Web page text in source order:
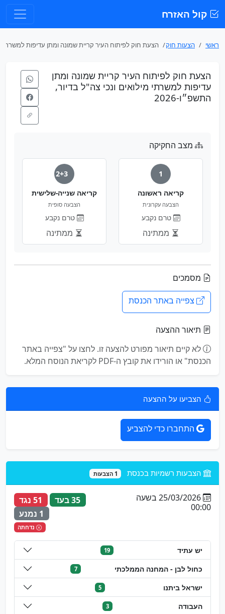
קול האזרח
ראשי הצעות חוק הצעת חוק לפיתוח העיר קריית שמונה ומתן עדיפות למשרת...
הצעת חוק לפיתוח העיר קריית שמונה ומתן
עדיפות למשרתי מילואים ונכי צה"ל בדיור,
התשפ״ו-2026
מצב החקיקה
1
קריאה ראשונה
הצבעה עקרונית
טרם נקבע
ממתינה
2+3
קריאה שנייה-שלישית
הצבעה סופית
טרם נקבע
ממתינה
מסמכים
צפייה באתר הכנסת
תיאור ההצעה
לא קיים תיאור מפורט להצעה זו. לחצו על "צפייה באתר
הכנסת" או הורידו את קובץ ה-PDF לקריאת הנוסח המלא.
הצביעו על ההצעה
התחברו כדי להצביע
הצבעות רשמיות בכנסת 1 הצבעות
25/03/2026 בשעה
00:00
35 בעד
51 נגד
1 נמנע
נדחתה
יש עתיד 19
כחול לבן - המחנה הממלכתי 7
ישראל ביתנו 5
העבודה 3